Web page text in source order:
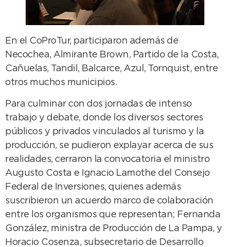
En el CoProTur, participaron además de
Necochea, Almirante Brown, Partido de la Costa,
Cañuelas, Tandil, Balcarce, Azul, Tornquist, entre
otros muchos municipios.
Para culminar con dos jornadas de intenso
trabajo y debate, donde los diversos sectores
públicos y privados vinculados al turismo y la
producción, se pudieron explayar acerca de sus
realidades, cerraron la convocatoria el ministro
Augusto Costa e Ignacio Lamothe del Consejo
Federal de Inversiones, quienes además
suscribieron un acuerdo marco de colaboración
entre los organismos que representan; Fernanda
González, ministra de Producción de La Pampa, y
Horacio Cosenza, subsecretario de Desarrollo